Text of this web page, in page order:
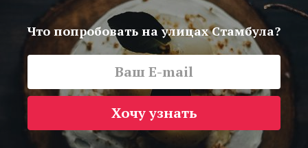
Что попробовать на улицах Стамбула?
Хочу узнать